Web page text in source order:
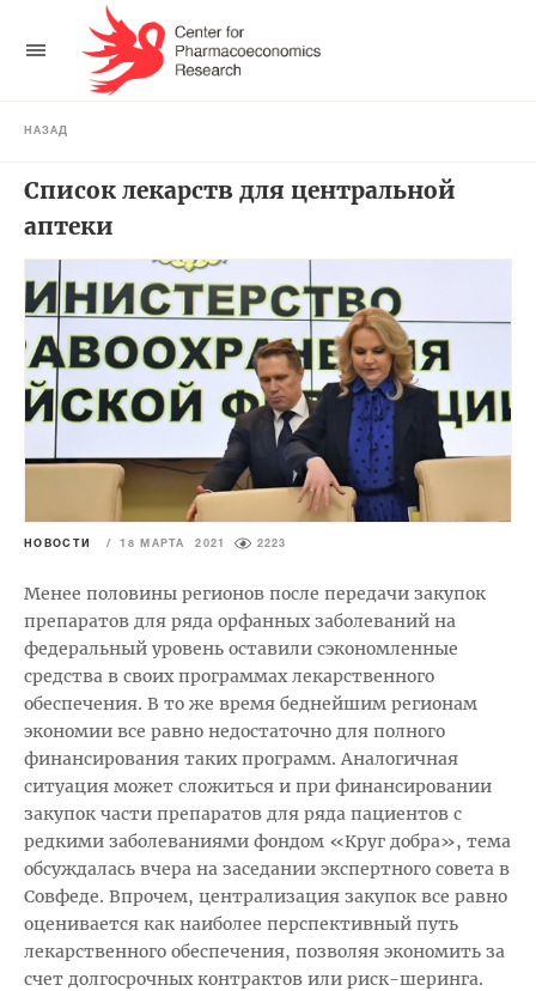
НАЗАД
Список лекарств для центральной
аптеки
НОВОСТИ / 18 МАРТА 2021 2223
Менее половины регионов после передачи закупок
препаратов для ряда орфанных заболеваний на
федеральный уровень оставили сэкономленные
средства в своих программах лекарственного
обеспечения. В то же время беднейшим регионам
экономии все равно недостаточно для полного
финансирования таких программ. Аналогичная
ситуация может сложиться и при финансировании
закупок части препаратов для ряда пациентов с
редкими заболеваниями фондом «Круг добра», тема
обсуждалась вчера на заседании экспертного совета в
Совфеде. Впрочем, централизация закупок все равно
оценивается как наиболее перспективный путь
лекарственного обеспечения, позволяя экономить за
счет долгосрочных контрактов или риск-шеринга.